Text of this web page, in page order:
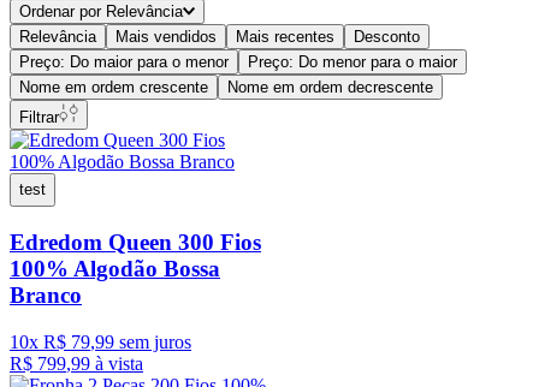
Ordenar por Relevância
Relevância
Mais vendidos Mais recentes
Desconto
Preço: Do maior para o menor
Preço: Do menor para o maior
Nome em ordem crescente
Nome em ordem decrescente
Filtrar
test
Edredom Queen 300 Fios
100% Algodão Bossa
Branco
10x R$ 79,99 sem juros
R$ 799,99 à vista